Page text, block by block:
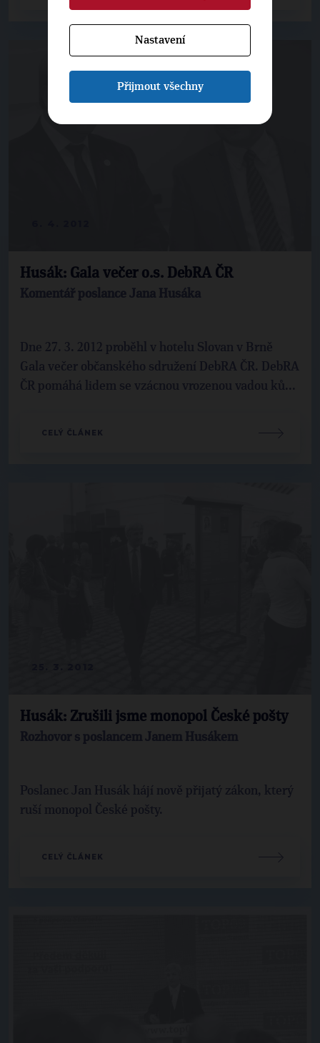
Husák: Gala večer o.s. DebRA ČR
Komentář poslance Jana Husáka
Dne 27. 3. 2012 proběhl v hotelu Slovan v Brně
Gala večer občanského sdružení DebRA ČR. DebRA
ČR pomáhá lidem se vzácnou vrozenou vadou ků...
CELÝ ČLÁNEK
Husák: Zrušili jsme monopol České pošty
Rozhovor s poslancem Janem Husákem
Poslanec Jan Husák hájí nově přijatý zákon, který
ruší monopol České pošty.
CELÝ ČLÁNEK
Nastavení
Přijmout všechny